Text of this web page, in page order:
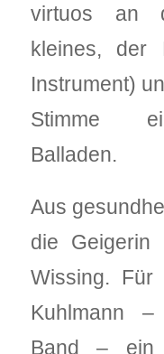
virtuos an
kleines, der
Instrument)
Stimme
Balladen.
Aus
die Geigerin
Wissing. Für
Kuhlmann
Band –